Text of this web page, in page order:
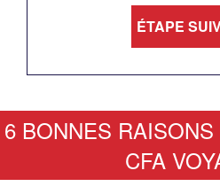
6 BONNES
CFA